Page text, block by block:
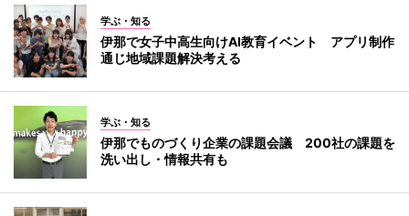
学ぶ・知る
伊那で女子中高生向けAI教育イベント アプリ制作
通じ地域課題解決考える
学ぶ・知る
伊那でものづくり企業の課題会議 200社の課題を
洗い出し・情報共有も